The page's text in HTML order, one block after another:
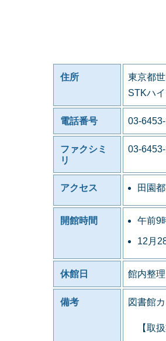
住所
東京都
STKハ
電話番号 03-
ファクシミ
リ
03-
アクセス 田園
開館時間 午前9
12月
休館日 館内整
備考 図書館
【取